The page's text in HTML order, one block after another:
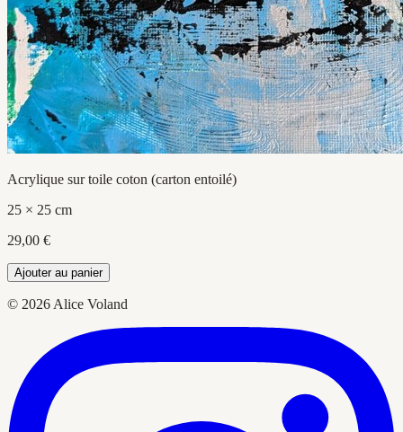
Acrylique sur toile coton (carton entoilé)
25 × 25 cm
29,00 €
Ajouter au panier
© 2026 Alice Voland